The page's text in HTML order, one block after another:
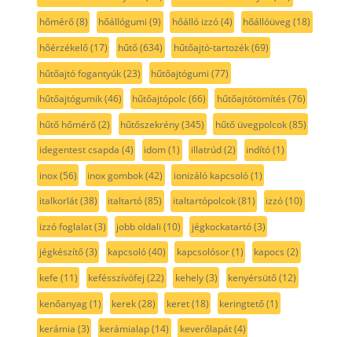
hőmérő(8) hőállógumi (9) hőálló izzó(4) hőállóüveg(18)
hőérzékelő(17) hűtő(634) hűtőajtó-tartozék(69)
hűtőajtó fogantyúk(23) hűtőajtógumi (77)
hűtőajtógumik(46) hűtőajtópolc(66) hűtőajtótömítés (76)
hűtő hőmérő(2) hűtőszekrény(345) hűtő üvegpolcok(85)
idegentest csapda (4) idom(1) illatrúd(2) indító(1)
inox(56) inox gombok(42) ionizáló kapcsoló(1)
italkorlát(38) italtartó(85) italtartópolcok(81) izzó(10)
izzó foglalat(3) jobb oldali (10) jégkockatartó(3)
jégkészítő(3) kapcsoló(40) kapcsolósor(1) kapocs (2)
kefe (11) kefésszívófej (22) kehely(3) kenyérsütő(12)
kenőanyag(1) kerek(28) keret(18) keringtető(1)
kerámia (3) kerámialap(14) keverőlapát(4)